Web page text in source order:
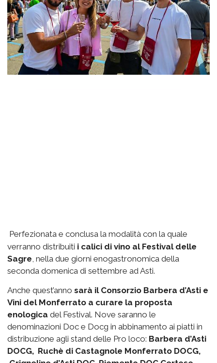
Perfezionata e conclusa la modalità con la quale
verranno distribuiti i calici di vino al Festival delle
Sagre , nella due giorni enogastronomica della
seconda domenica di settembre ad Asti.
Anche quest’anno sarà il Consorzio Barbera d’Asti e
Vini del Monferrato a curare la proposta
enologica del Festival. Nove saranno le
denominazioni Doc e Docg in abbinamento ai piatti in
distribuzione agli stand delle Pro loco: Barbera d’Asti
DOCG, Ruchè di Castagnole Monferrato DOCG,